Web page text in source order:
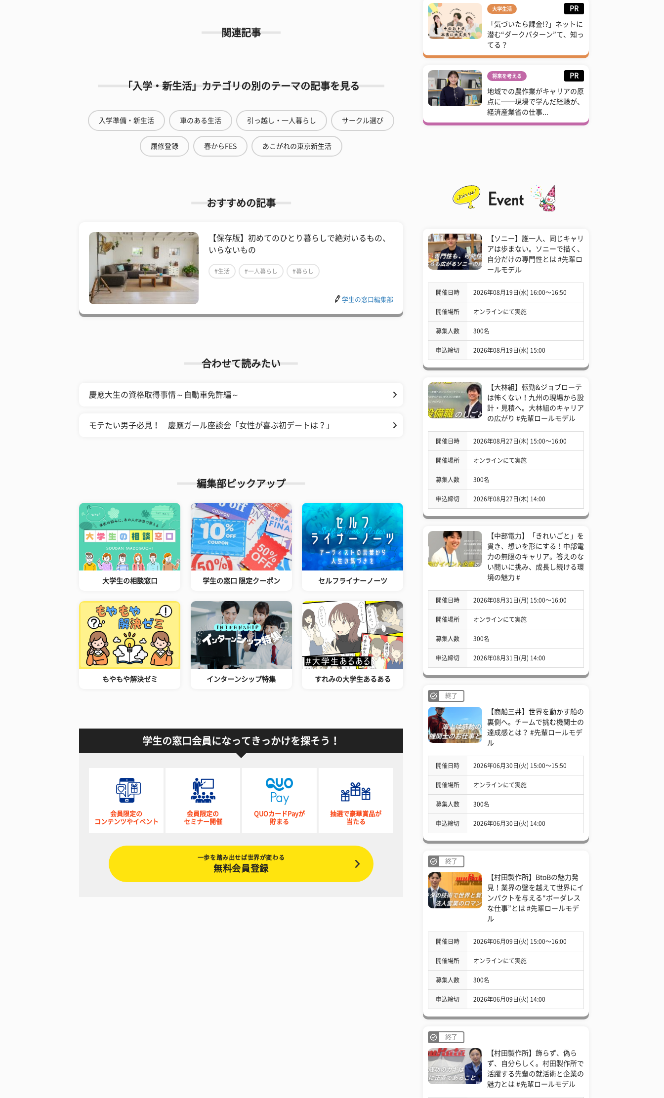
関連記事
「入学・新生活」カテゴリの別のテーマの記事を見る
入学準備・新生活 車のある生活 引っ越し・一人暮らし サークル選び
履修登録 春からFES あこがれの東京新生活
おすすめの記事
【保存版】初めてのひとり暮らしで絶対いるもの、
いらないもの
#生活 #一人暮らし #暮らし
学生の窓口編集部
合わせて読みたい
慶應大生の資格取得事情～自動車免許編～
モテたい男子必見！ 慶應ガール座談会「女性が喜ぶ初デートは？」
編集部ピックアップ
大学生の相談窓口 学生の窓口 限定クーポン セルフライナーノーツ
もやもや解決ゼミ インターンシップ特集 すれみの大学生あるある
学生の窓口会員になってきっかけを探そう！
会員限定の
コンテンツやイベント
会員限定の
セミナー開催
QUOカードPayが
貯まる
抽選で豪華賞品が
当たる
一歩を踏み出せば世界が変わる
無料会員登録
大学生活 PR
「気づいたら課金!?」ネットに
潜む“ダークパターン”て、知っ
てる？
将来を考える PR
地域での農作業がキャリアの原
点に──現場で学んだ経験が、
経済産業省の仕事...
【ソニー】誰一人、同じキャリ
アは歩まない。ソニーで描く、
自分だけの専門性とは #先輩ロ
ールモデル
開催日時 2026年08月19日(水) 16:00〜16:50
開催場所 オンラインにて実施
募集人数 300名
申込締切 2026年08月19日(水) 15:00
【大林組】転勤&ジョブローテ
は怖くない！九州の現場から設
計・見積へ。大林組のキャリア
の広がり #先輩ロールモデル
開催日時 2026年08月27日(木) 15:00〜16:00
開催場所 オンラインにて実施
募集人数 300名
申込締切 2026年08月27日(木) 14:00
【中部電力】「きれいごと」を
貫き、想いを形にする！中部電
力の無限のキャリア。答えのな
い問いに挑み、成長し続ける環
境の魅力 #
開催日時 2026年08月31日(月) 15:00〜16:00
開催場所 オンラインにて実施
募集人数 300名
申込締切 2026年08月31日(月) 14:00
終了
【商船三井】世界を動かす船の
裏側へ。チームで挑む機関士の
達成感とは？ #先輩ロールモデ
ル
開催日時 2026年06月30日(火) 15:00〜15:50
開催場所 オンラインにて実施
募集人数 300名
申込締切 2026年06月30日(火) 14:00
終了
【村田製作所】BtoBの魅力発
見！業界の壁を越えて世界にイ
ンパクトを与える“ボーダレス
な仕事”とは #先輩ロールモデ
ル
開催日時 2026年06月09日(火) 15:00〜16:00
開催場所 オンラインにて実施
募集人数 300名
申込締切 2026年06月09日(火) 14:00
終了
【村田製作所】飾らず、偽ら
ず、自分らしく。村田製作所で
活躍する先輩の就活術と企業の
魅力とは #先輩ロールモデル